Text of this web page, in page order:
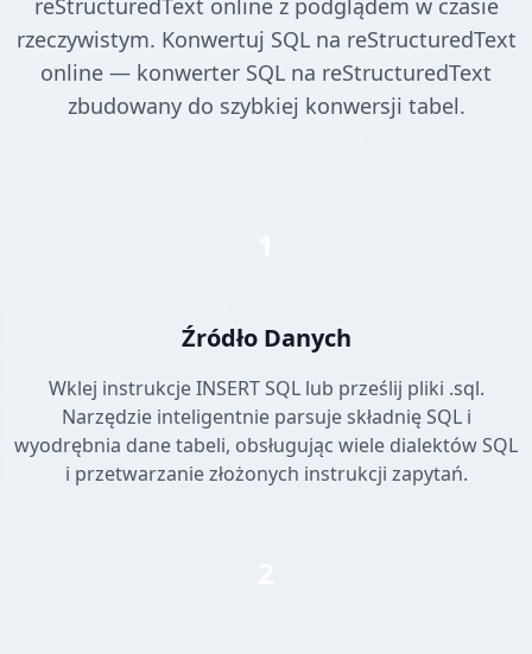
reStructuredText online z podglądem w czasie
rzeczywistym. Konwertuj SQL na reStructuredText
online — konwerter SQL na reStructuredText
zbudowany do szybkiej konwersji tabel.
Źródło Danych
Wklej instrukcje INSERT SQL lub prześlij pliki .sql.
Narzędzie inteligentnie parsuje składnię SQL i
wyodrębnia dane tabeli, obsługując wiele dialektów SQL
i przetwarzanie złożonych instrukcji zapytań.